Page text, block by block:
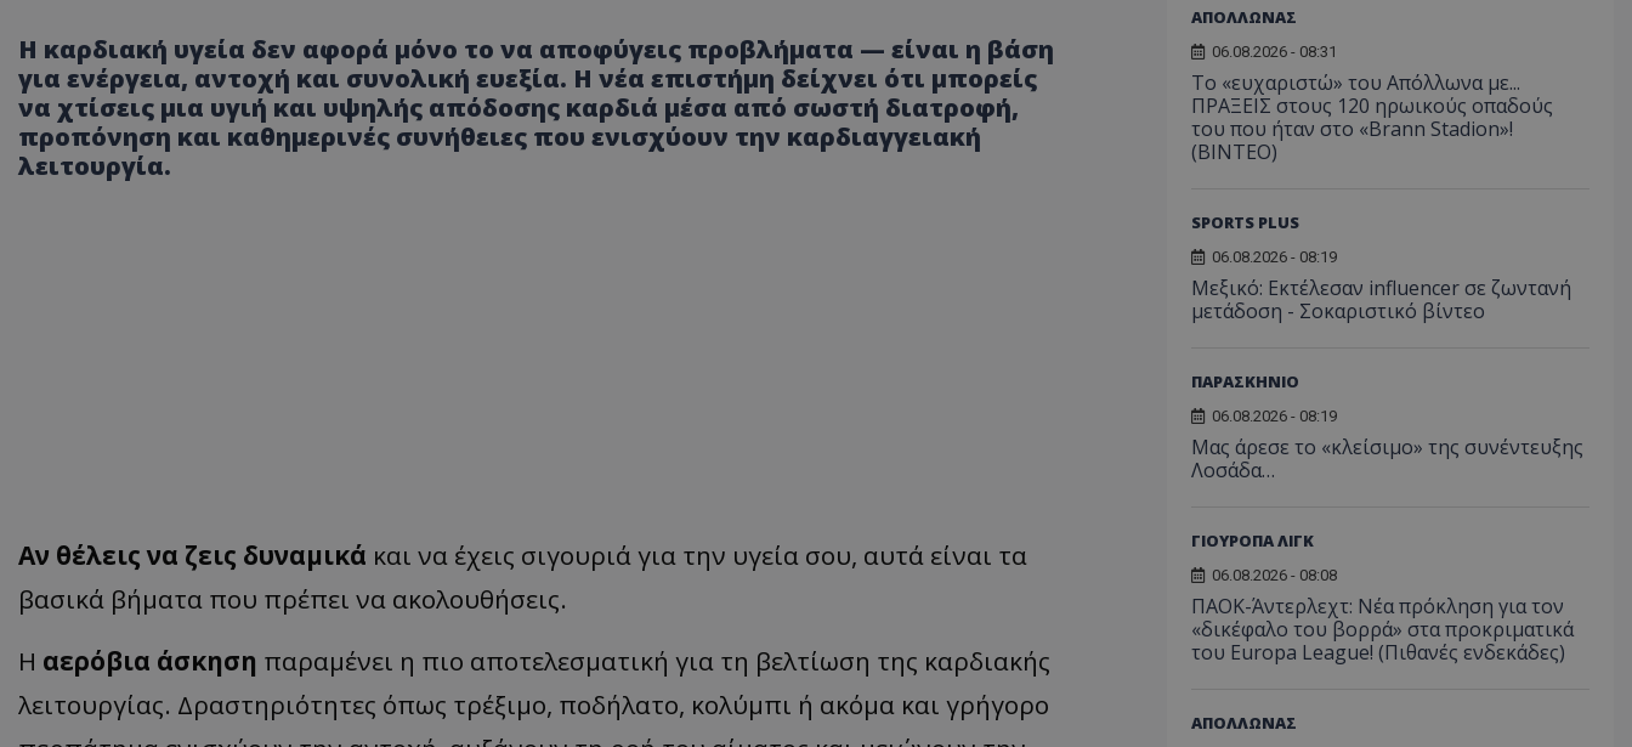
Η καρδιακή υγεία δεν αφορά μόνο το να αποφύγεις προβλήματα — είναι η βάση
για ενέργεια, αντοχή και συνολική ευεξία. Η νέα επιστήμη δείχνει ότι μπορείς
να χτίσεις μια υγιή και υψηλής απόδοσης καρδιά μέσα από σωστή διατροφή,
προπόνηση και καθημερινές συνήθειες που ενισχύουν την καρδιαγγειακή
λειτουργία.
Αν θέλεις να ζεις δυναμικά και να έχεις σιγουριά για την υγεία σου, αυτά είναι τα
βασικά βήματα που πρέπει να ακολουθήσεις.
Η αερόβια άσκηση παραμένει η πιο αποτελεσματική για τη βελτίωση της καρδιακής
λειτουργίας. Δραστηριότητες όπως τρέξιμο, ποδήλατο, κολύμπι ή ακόμα και γρήγορο
ΑΠΟΛΛΩΝΑΣ
06.08.2026 - 08:31
Το «ευχαριστώ» του Απόλλωνα με...
ΠΡΑΞΕΙΣ στους 120 ηρωικούς οπαδούς
του που ήταν στο «Brann Stadion»!
(ΒΙΝΤΕΟ)
SPORTS PLUS
06.08.2026 - 08:19
Μεξικό: Εκτέλεσαν influencer σε ζωντανή
μετάδοση - Σοκαριστικό βίντεο
ΠΑΡΑΣΚΗΝΙΟ
06.08.2026 - 08:19
Μας άρεσε το «κλείσιμο» της συνέντευξης
Λοσάδα…
ΓΙΟΥΡΟΠΑ ΛΙΓΚ
06.08.2026 - 08:08
ΠΑΟΚ-Άντερλεχτ: Νέα πρόκληση για τον
«δικέφαλο του βορρά» στα προκριματικά
του Europa League! (Πιθανές ενδεκάδες)
ΑΠΟΛΛΩΝΑΣ